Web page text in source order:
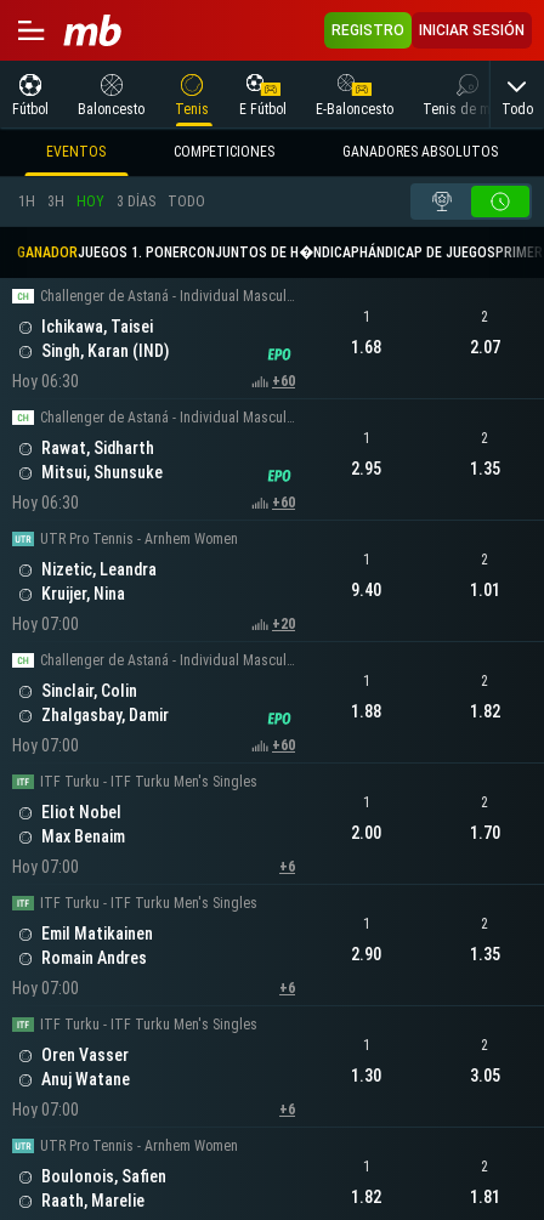
REGISTRO INICIAR SESIÓN
Fútbol Baloncesto Tenis E Fútbol E-Baloncesto Tenis de mesaTodo
EVENTOS COMPETICIONES GANADORES ABSOLUTOS
1H 3H HOY 3 DÍAS TODO
GANADORJUEGOS 1. PONERCONJUNTOS DE H�NDICAP HÁNDICAP DE JUEGOS
Challenger de Astaná - Individual Masculino
Ichikawa, Taisei
Singh, Karan (IND)
Hoy 06:30
+60
1
1.68
2
2.07
Challenger de Astaná - Individual Masculino
Rawat, Sidharth
Mitsui, Shunsuke
Hoy 06:30
+60
1
2.95
2
1.35
UTR Pro Tennis - Arnhem Women
Nizetic, Leandra
Kruijer, Nina
Hoy 07:00
+20
1
9.40
2
1.01
Challenger de Astaná - Individual Masculino
Sinclair, Colin
Zhalgasbay, Damir
Hoy 07:00
+60
1
1.88
2
1.82
ITF Turku - ITF Turku Men's Singles
Eliot Nobel
Max Benaim
Hoy 07:00
+6
1
2.00
2
1.70
ITF Turku - ITF Turku Men's Singles
Emil Matikainen
Romain Andres
Hoy 07:00
+6
1
2.90
2
1.35
ITF Turku - ITF Turku Men's Singles
Oren Vasser
Anuj Watane
Hoy 07:00
+6
1
1.30
2
3.05
UTR Pro Tennis - Arnhem Women
Boulonois, Safien
Raath, Marelie
1
1.82
2
1.81